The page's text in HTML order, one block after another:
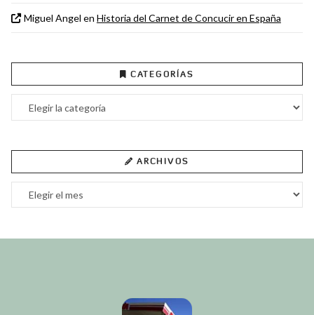
Miguel Angel en Historia del Carnet de Concucir en España
CATEGORÍAS
Categorías
ARCHIVOS
Archivos